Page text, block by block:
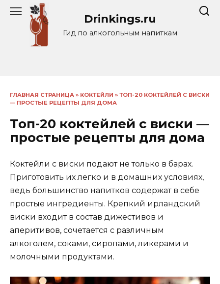
Перейти
содержанию
Drinkings.ru
Гид по алкогольным напиткам
ГЛАВНАЯ СТРАНИЦА » КОКТЕЙЛИ » ТОП-20 КОКТЕЙЛЕЙ С ВИСКИ
— ПРОСТЫЕ РЕЦЕПТЫ ДЛЯ ДОМА
Топ-20 коктейлей с виски —
простые рецепты для дома
Коктейли с виски подают не только в барах.
Приготовить их легко и в домашних условиях,
ведь большинство напитков содержат в себе
простые ингредиенты. Крепкий ирландский
виски входит в состав дижестивов и
аперитивов, сочетается с различным
алкоголем, соками, сиропами, ликерами и
молочными продуктами.